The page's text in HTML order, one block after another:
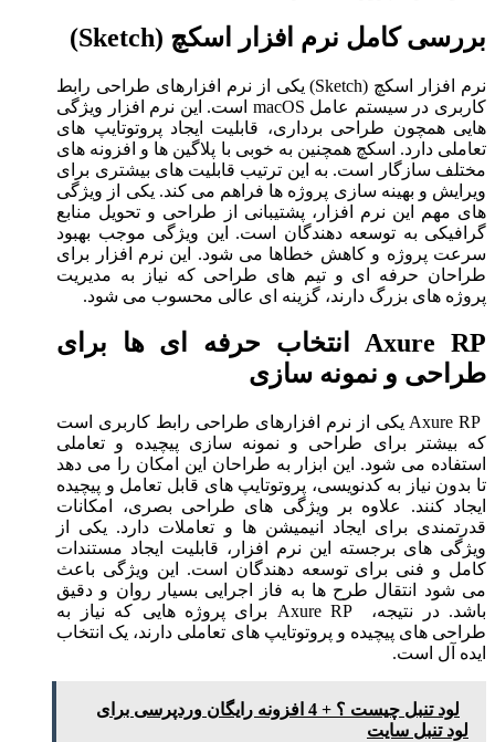
بررسی کامل نرم افزار اسکچ (Sketch)
نرم افزار اسکچ (Sketch) یکی از نرم افزارهای طراحی رابط
کاربری در سیستم عامل macOS است. این نرم افزار ویژگی
هایی همچون طراحی برداری، قابلیت ایجاد پروتوتایپ های
تعاملی دارد. اسکچ همچنین به خوبی با پلاگین ها و افزونه های
مختلف سازگار است. به این ترتیب قابلیت های بیشتری برای
ویرایش و بهینه سازی پروژه ها فراهم می کند. یکی از ویژگی
های مهم این نرم افزار، پشتیبانی از طراحی و تحویل منابع
گرافیکی به توسعه دهندگان است. این ویژگی موجب بهبود
سرعت پروژه و کاهش خطاها می شود. این نرم افزار برای
طراحان حرفه ای و تیم های طراحی که نیاز به مدیریت
پروژه های بزرگ دارند، گزینه ای عالی محسوب می شود.
Axure RP انتخاب حرفه ای ها برای
طراحی و نمونه سازی
Axure RP یکی از نرم افزارهای طراحی رابط کاربری است
که بیشتر برای طراحی و نمونه سازی پیچیده و تعاملی
استفاده می شود. این ابزار به طراحان این امکان را می دهد
تا بدون نیاز به کدنویسی، پروتوتایپ های قابل تعامل و پیچیده
ایجاد کنند. علاوه بر ویژگی های طراحی بصری، امکانات
قدرتمندی برای ایجاد انیمیشن ها و تعاملات دارد. یکی از
ویژگی های برجسته این نرم افزار، قابلیت ایجاد مستندات
کامل و فنی برای توسعه دهندگان است. این ویژگی باعث
می شود انتقال طرح ها به فاز اجرایی بسیار روان و دقیق
باشد. در نتیجه، Axure RP برای پروژه هایی که نیاز به
طراحی های پیچیده و پروتوتایپ های تعاملی دارند، یک انتخاب
ایده آل است.
لود تنبل چیست ؟ + 4 افزونه رایگان وردپرسی برای
لود تنبل سایت